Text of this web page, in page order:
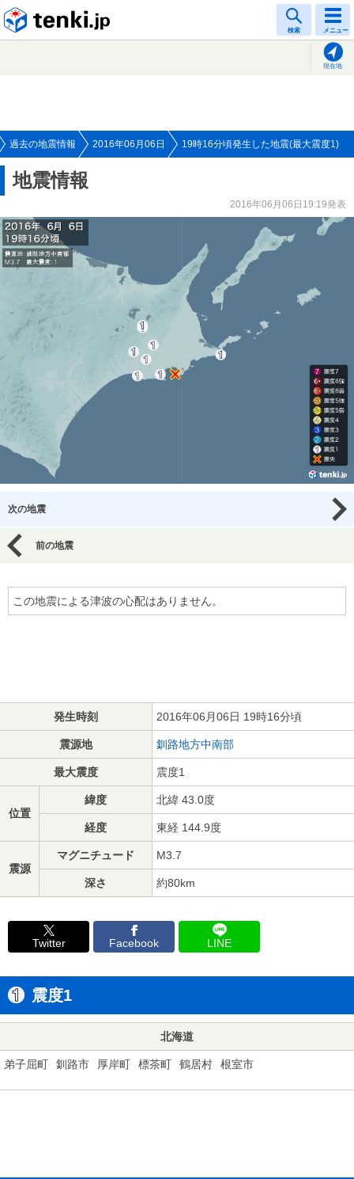
検索 メニュー
現在地
過去の地震情報 2016年06月06日 19時16分頃発生した地震(最大震度1)
地震情報
2016年06月06日19:19発表
次の地震
前の地震
この地震による津波の心配はありません。
発生時刻 2016年06月06日 19時16分頃
震源地 釧路地方中南部
最大震度 震度1
位置
緯度 北緯 43.0度
経度 東経 144.9度
震源
マグニチュード M3.7
深さ 約80km
Twitter Facebook LINE
震度1
北海道
弟子屈町 釧路市 厚岸町 標茶町 鶴居村 根室市